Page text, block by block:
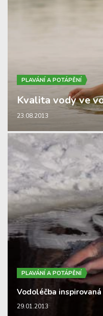
PLAVÁNÍ A POTÁPĚNÍ
Kvalita vody ve
23.08.2013
PLAVÁNÍ A POTÁPĚNÍ
Vodoléčba
29.01.2013